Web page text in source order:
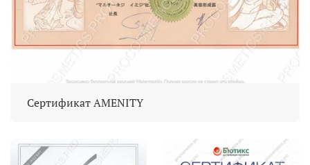
Сертификат AMENITY